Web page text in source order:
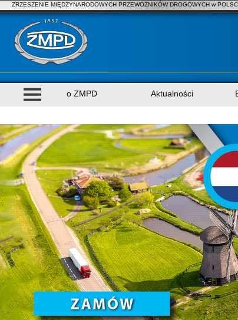
ZRZESZENIE MIĘDZYNARODOWYCH PRZEWOZNIKÓW DROGOWYCH w
o ZMPD Aktualności